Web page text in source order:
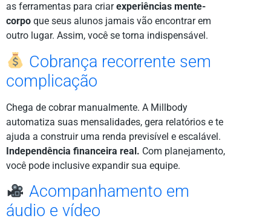
as ferramentas para criarexperiências mente-
corpo que seus alunos jamais vão encontrar em
outro lugar. Assim, você se torna indispensável.
Cobrança recorrente sem
complicação
Chega de cobrar manualmente. A Millbody
automatiza suas mensalidades, gera relatórios e te
ajuda a construir uma renda previsível e escalável.
Independência financeira real. Com planejamento,
você pode inclusive expandir sua equipe.
Acompanhamento em
áudio e vídeo